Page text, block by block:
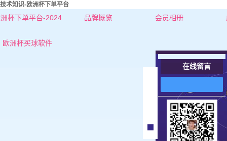
技术知识-欧洲杯下单平台
杯下单平台-2024
欧洲杯买球软件
品牌概览 会员相册
红娘-张老师
女士
男士
在线留言